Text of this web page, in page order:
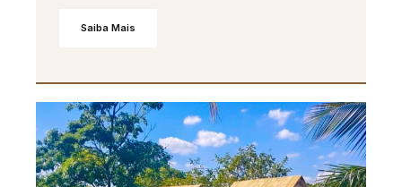
Saiba Mais